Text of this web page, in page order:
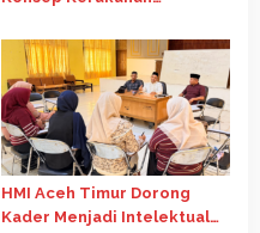
Internasional Gereja Advent
HMI Aceh Timur Dorong
Kader Menjadi Intelektual